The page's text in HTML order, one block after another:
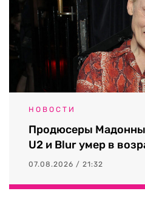
НОВОСТИ
Продюсеры
U2 и Blur умер в
07.08.2026 / 21:32